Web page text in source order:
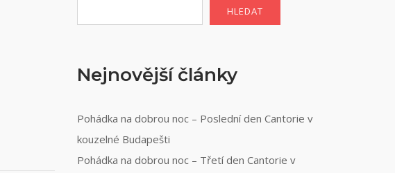
HLEDAT
Nejnovější články
Pohádka na dobrou noc – Poslední den Cantorie v
kouzelné Budapešti
Pohádka na dobrou noc – Třetí den Cantorie v